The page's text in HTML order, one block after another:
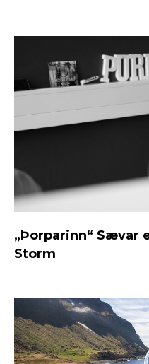
„Þorparinn“ Sævar
Storm